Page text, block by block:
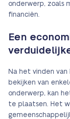
onderwerp, zoals
financiën.
Een
Na het vinden
bekijken van
onderwerp, kan
te plaatsen. Het